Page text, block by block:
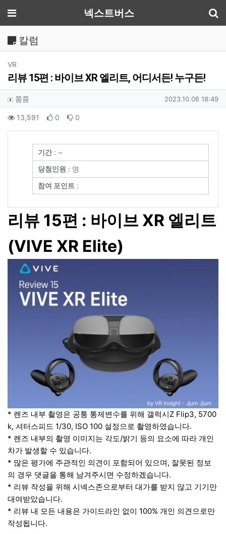
메뉴 넥스트버스
칼럼
VR
리뷰 15편 : 바이브 XR 엘리트, 어디서든! 누구든!
작성자 정보
쭘쭘 작성일
2023.10.06 18:49
컨텐츠 정보
13,591 조회 0 추천 0
기간: ~
당첨인원 : 명
참여 포인트 :
리뷰 15편 : 바이브 XR 엘리트
(VIVE XR Elite)
* 렌즈 내부 촬영은 공통 통제변수를 위해 갤럭시Z Flip3, 5700
k, 셔터스피드 1/30, ISO 100 설정으로 촬영하였습니다.
* 렌즈 내부의 촬영 이미지는 각도/밝기 등의 요소에 따라 개인
차가 발생할 수 있습니다.
* 많은 평가에 주관적인 의견이 포함되어 있으며, 잘못된 정보
의 경우 댓글을 통해 남겨주시면 수정하겠습니다.
* 리뷰 작성을 위해 시넥스존으로부터 대가를 받지 않고 기기만
대여받았습니다.
* 리뷰 내 모든 내용은 가이드라인 없이 100% 개인 의견으로만
작성됩니다.